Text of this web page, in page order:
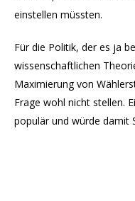
einstellen müssten.
Für die Politik, der es ja
wissenschaftlichen
Maximierung von
Frage wohl nicht stellen.
populär und würde damit